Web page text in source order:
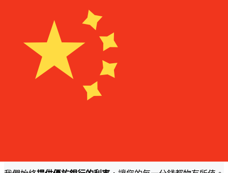
{toCountryCurrencyCode}轉帳費用
是多少？
PostBank Uganda國際匯款費用從UGX到CNY取決於匯款金
額等因素。通常情況下，大額轉帳手續費更低，匯率也更好。
查看比較表，將PostBank Uganda費用與 Xe 進行比較。
為什麼選擇 Xe 而不是傳統銀行來轉帳？